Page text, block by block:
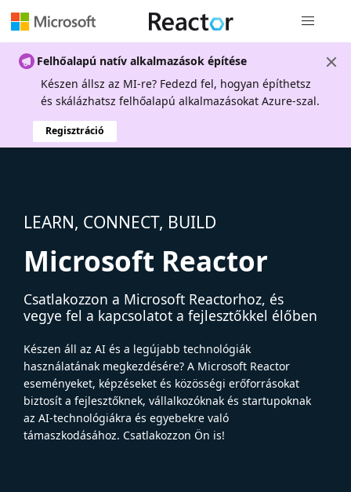
Felhőalapú natív alkalmazások építése
Készen állsz az MI-re? Fedezd fel, hogyan építhetsz
és skálázhatsz felhőalapú alkalmazásokat Azure-szal.
Regisztráció
LEARN, CONNECT, BUILD
Microsoft Reactor
Csatlakozzon a Microsoft Reactorhoz, és
vegye fel a kapcsolatot a fejlesztőkkel élőben
Készen áll az AI és a legújabb technológiák
használatának megkezdésére? A Microsoft Reactor
eseményeket, képzéseket és közösségi erőforrásokat
biztosít a fejlesztőknek, vállalkozóknak és startupoknak
az AI-technológiákra és egyebekre való
támaszkodásához. Csatlakozzon Ön is!